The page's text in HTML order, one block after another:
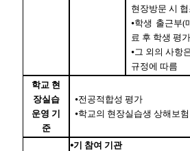
현장방문 시
⦁학생 출근부(
료 후 학생 평
⦁그 외의 사항
규정에 따름
학교 현
장실습
운영 기
준
⦁전공적합성 평가
⦁학교의 현장실습생 상해보
⦁기 참여 기관